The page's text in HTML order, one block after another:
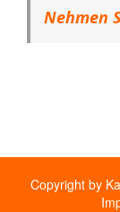
Nehmen
Copyright by